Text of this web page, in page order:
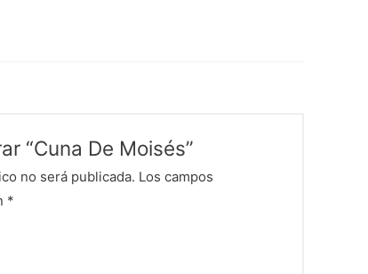
“Cuna De Moisés”
no será publicada. Los campos
*